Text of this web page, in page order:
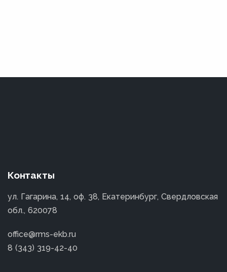
Контакты
ул. Гагарина, 14, оф. 38, Екатеринбург, Свердловская
обл., 620078
office@rms-ekb.ru
8 (343) 319-42-40